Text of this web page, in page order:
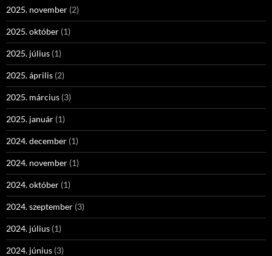
2025. november (2)
2025. október (1)
2025. július (1)
2025. április (2)
2025. március (3)
2025. január (1)
2024. december (1)
2024. november (1)
2024. október (1)
2024. szeptember (3)
2024. július (1)
2024. június (3)